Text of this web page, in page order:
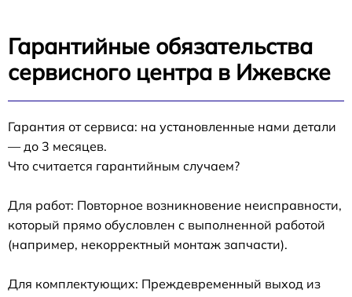
Гарантийные обязательства
сервисного центра в Ижевске
Гарантия от сервиса: на установленные нами детали
— до 3 месяцев.
Что считается гарантийным случаем?
Для работ: Повторное возникновение неисправности,
который прямо обусловлен с выполненной работой
(например, некорректный монтаж запчасти).
Для комплектующих: Преждевременный выход из